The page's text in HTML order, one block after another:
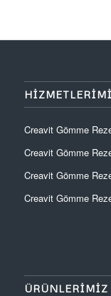
Creavit Gömme
Creavit Gömme
Creavit Gömme
Creavit Gömme
ÜRÜNLERIMIZ